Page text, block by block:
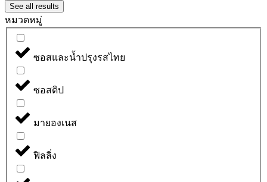
See all results
หมวดหมู่
ซอสและน้ำปรุงรสไทย
ซอสดิป
มายองเนส
ฟิลลิ่ง